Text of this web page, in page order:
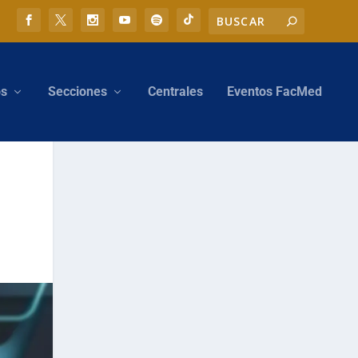
Secciones Centrales Eventos FacMed